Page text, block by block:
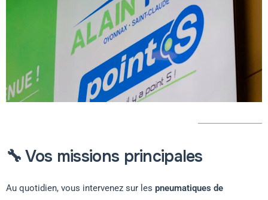
🔧 Vos missions principales
Au quotidien, vous intervenez sur les pneumatiques de